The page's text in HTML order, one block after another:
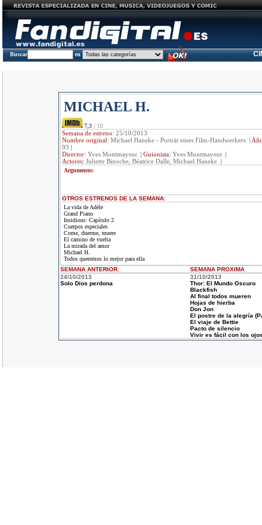
Buscar en
MICHAEL H.
7,3 / 10
Semana de estreno: 25/10/2013
Nombre original: Michael Haneke - Porträt eines Film-Handwerkers. |
93 |
Director: Yves Montmayeur. | Guionista: Yves Montmayeur. |
Actores: Juliette Binoche, Béatrice Dalle, Michael Haneke. |
Argumento:
OTROS ESTRENOS DE LA SEMANA:
La vida de Adèle
Grand Piano
Insidious: Capítulo 2
Cuerpos especiales
Come, duerme, muere
El camino de vuelta
La mirada del amor
Michael H.
Todos queremos lo mejor para ella
SEMANA ANTERIOR: SEMANA PROXIMA
24/10/2013
Solo Dios perdona
31/10/2013
Thor: El Mundo Oscuro
Blackfish
Al final todos mueren
Hojas de hierba
Don Jon
El postre de la alegría
El viaje de Bettie
Pacto de silencio
Vivir es fácil con los